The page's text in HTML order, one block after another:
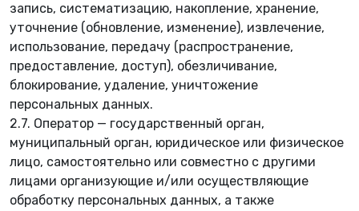
💮
💮
запись, систематизацию, накопление, хранение,
уточнение (обновление, изменение), извлечение,
использование, передачу (распространение,
предоставление, доступ), обезличивание,
блокирование, удаление, уничтожение
персональных данных.
2.7. Оператор — государственный орган,
муниципальный орган, юридическое или физическое
лицо, самостоятельно или совместно с другими
лицами организующие и/или осуществляющие
обработку персональных данных, а также